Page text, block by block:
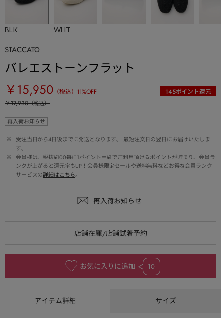
BLK WHT
STACCATO
バレエストーンフラット
￥15,950 （税込） 11%OFF 145ポイント還元
￥17,930（税込）
再入荷お知らせ
※
受注当日から4日後までに発送となります。 最短注文日の翌日にお届けいたしま
す。
※
会員様は、税抜¥100毎に1ポイント＝¥1でご利用頂けるポイントが貯まり、会員ラ
ンクが上がると還元率もUP！会員様限定セールや送料無料などお得な会員ランク
サービスの詳細はこちら。
お気に入りに追加 10
アイテム詳細 サイズ